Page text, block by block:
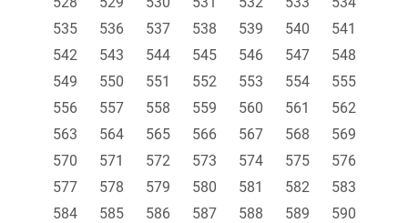
535
536 537 538 539 540
541
542
543 544 545 546 547
548
549
550 551 552 553 554
555
556
557 558 559 560 561
562
563
564 565 566 567 568
569
570
571 572 573 574 575
576
577
578 579 580 581 582
583
584
585 586 587 588 589
590